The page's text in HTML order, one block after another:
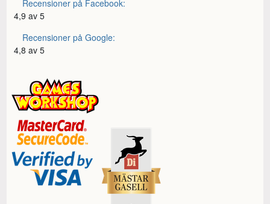
Recensioner på Facebook:
4,9 av 5
Recensioner på Google:
4,8 av 5